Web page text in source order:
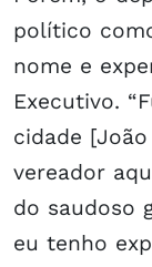
político
nome e
Executivo.
cidade
vereador
do saudoso
eu tenho